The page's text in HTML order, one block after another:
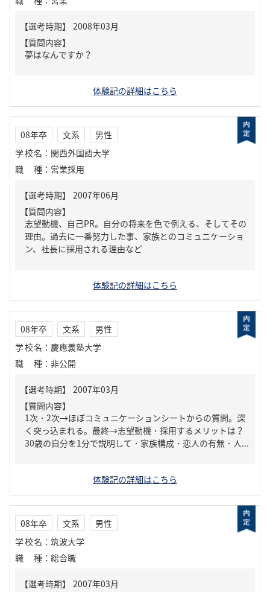
【質問内容】
夢はなんですか？
体験記の詳細はこちら
08年卒 文系
男性
学校名 ： 関西外国語大学
職種 ： 営業採用
【質問内容】
志望動機、自己PR。自分の将来を色で例える、そしてその
理由。過去に一番努力した事、家族とのコミュニケーショ
ン、社長に採用される理由など
体験記の詳細はこちら
08年卒 文系
男性
学校名 ： 慶應義塾大学
職種 ： 非公開
【質問内容】
1次・2次→ほぼコミュニケーションシートからの質問。深
く突っ込まれる。最終→志望動機・採用するメリットは？
30歳の自分を1分で説明して・家族構成・恋人の有無・人...
体験記の詳細はこちら
08年卒 文系
男性
学校名 ： 筑波大学
職種 ： 総合職